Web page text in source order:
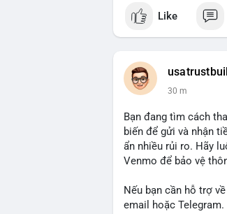
#sendmoney
Like
30 m
Bạn đang tìm cách
biến để gửi và nhận
ẩn nhiều rủi ro. Hãy
Venmo để bảo vệ
Nếu bạn cần hỗ trợ
email hoặc